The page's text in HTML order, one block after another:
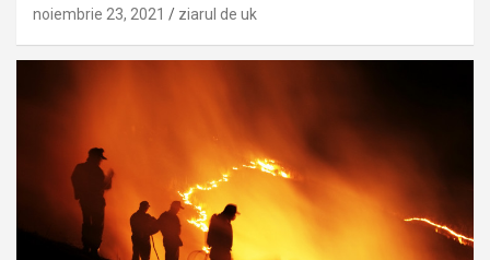
noiembrie 23, 2021 ziarul de uk